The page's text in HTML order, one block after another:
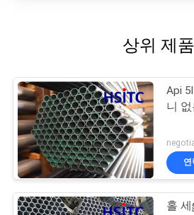
상위 제품
Api
니
연
홀 세